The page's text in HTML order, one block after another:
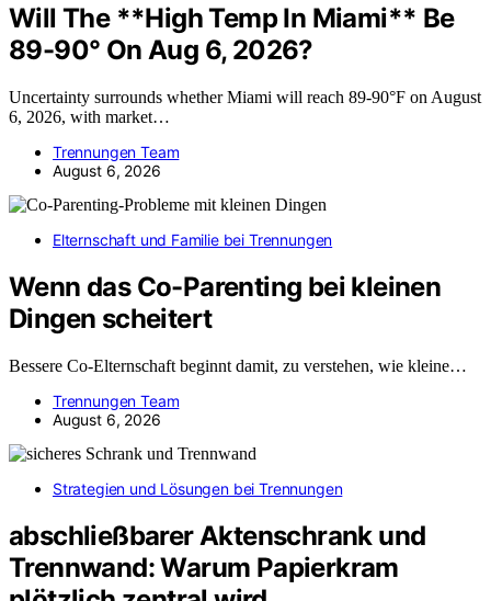
Will The **High Temp In Miami** Be
89-90° On Aug 6, 2026?
Uncertainty surrounds whether Miami will reach 89-90°F on August
6, 2026, with market…
Trennungen Team
August 6, 2026
Elternschaft und Familie bei Trennungen
Wenn das Co-Parenting bei kleinen
Dingen scheitert
Bessere Co-Elternschaft beginnt damit, zu verstehen, wie kleine…
Trennungen Team
August 6, 2026
Strategien und Lösungen bei Trennungen
abschließbarer Aktenschrank und
Trennwand: Warum Papierkram